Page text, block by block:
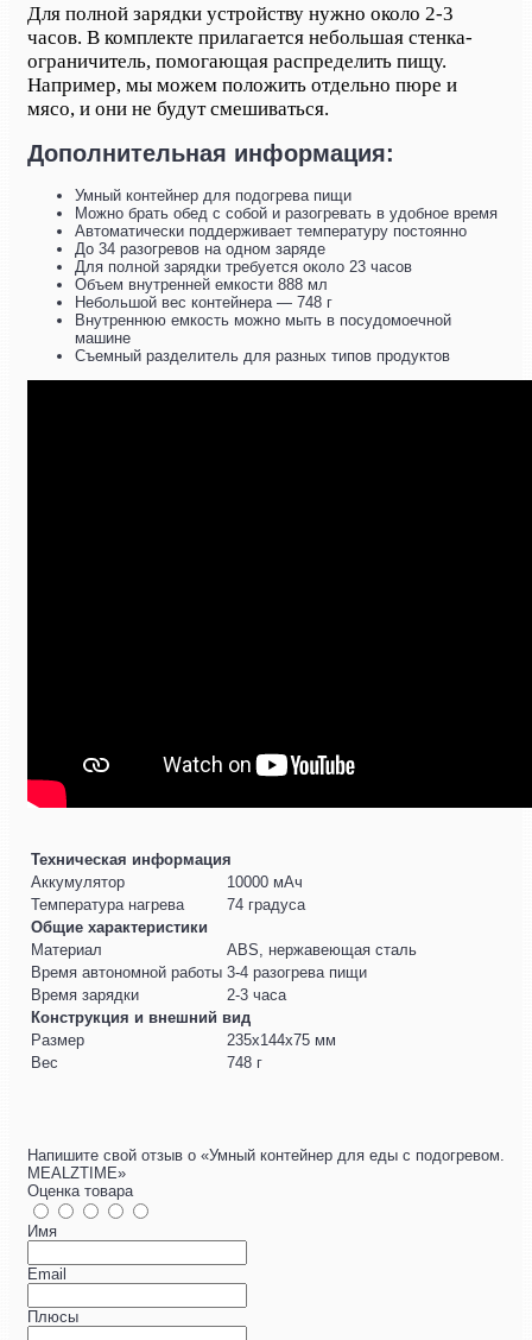
Для полной зарядки устройству нужно около 2-3
часов. В комплекте прилагается небольшая стенка-
ограничитель, помогающая распределить пищу.
Например, мы можем положить отдельно пюре и
мясо, и они не будут смешиваться.
Дополнительная информация:
Умный контейнер для подогрева пищи
Можно брать обед с собой и разогревать в удобное время
Автоматически поддерживает температуру постоянно
До 34 разогревов на одном заряде
Для полной зарядки требуется около 23 часов
Объем внутренней емкости 888 мл
Небольшой вес контейнера — 748 г
Внутреннюю емкость можно мыть в посудомоечной
машине
Съемный разделитель для разных типов продуктов
Техническая информация
Аккумулятор
10000 мАч
Температура нагрева
74 градуса
Общие характеристики
Материал
ABS, нержавеющая сталь
Время автономной работы 3-4 разогрева пищи
Время зарядки
2-3 часа
Конструкция и внешний вид
Размер
235х144х75 мм
Вес
748 г
Напишите свой отзыв о «Умный контейнер для еды с подогревом.
MEALZTIME»
Оценка товара
Имя
Email
Плюсы